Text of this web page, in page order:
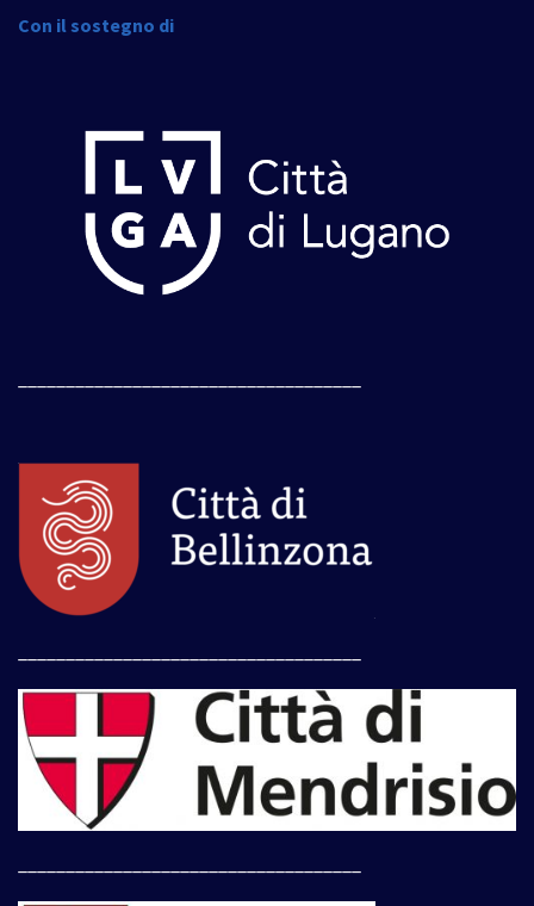
Con il sostegno di